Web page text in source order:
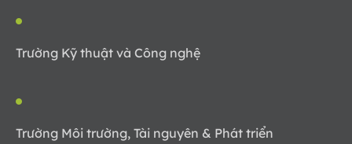
Trường Kỹ thuật và Công nghệ
Trường Môi trường, Tài nguyên & Phát triển